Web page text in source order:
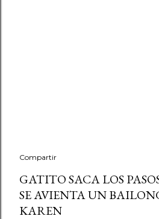
Compartir
GATITO SACA LOS
SE AVIENTA UN
KAREN